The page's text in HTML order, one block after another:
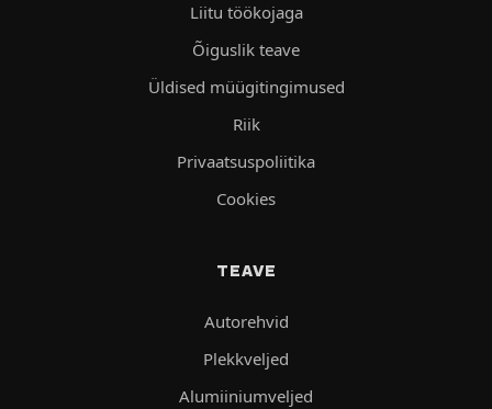
Liitu töökojaga
Õiguslik teave
Üldised müügitingimused
Riik
Privaatsuspoliitika
Cookies
TEAVE
Autorehvid
Plekkveljed
Alumiiniumveljed